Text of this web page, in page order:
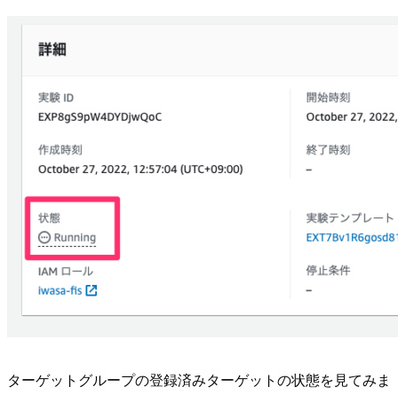
ターゲットグループの登録済みターゲットの状態を見てみま